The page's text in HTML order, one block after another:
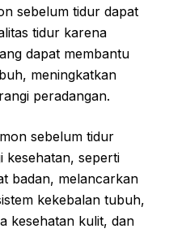
sebelum tidur dapat
tidur karena
dapat membantu
meningkatkan
peradangan.
sebelum tidur
kesehatan, seperti
badan, melancarkan
kekebalan tubuh,
kesehatan kulit, dan